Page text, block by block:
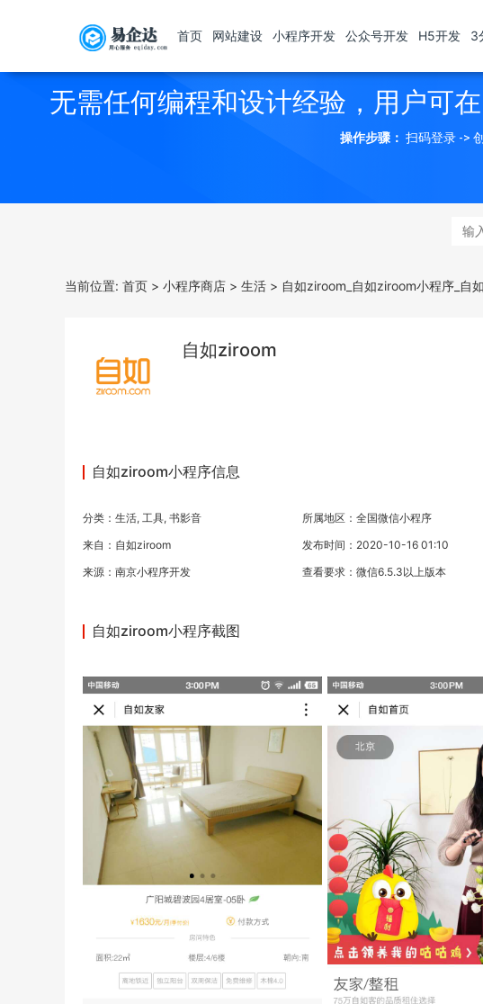
首页 网站建设 小程序开发 公众号开发 H5开发 3
无需任何编程和设计经验，用户可
操作步骤： 扫码登录 ->
当前位置: 首页 > 小程序商店 > 生活 > 自如ziroom_自如ziroom小程序_自
自如ziroom
自如ziroom小程序信息
分类： 生活, 工具, 书影音
所属地区：全国微信小程序
来自：自如ziroom
发布时间：2020-10-16 01:10
来源： 南京小程序开发 查看要求：微信6.5.3以上版本
自如ziroom小程序截图